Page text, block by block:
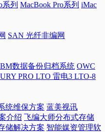
系列 MacBook Pro系列 iMac
SAN 光纤非编网
数据备份归档系统 OWC
PRO LTO 雷电3 LTO-8
统维保方案 蓝美视讯
介绍 飞编大师分布式存储
储解决方案 智能媒资管理软